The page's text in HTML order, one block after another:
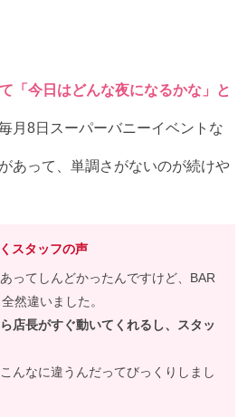
「今日はどんな夜になるかな」と
月8日スーパーバニーイベントな
あって、単調さがないのが続けや
スタッフの声
ってしんどかったんですけど、BAR
然違いました。
店長がすぐ動いてくれるし、スタッ
んなに違うんだってびっくりしまし